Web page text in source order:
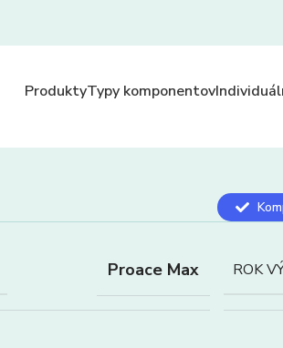
ProduktyTypy komponentov
Proace Max ROK